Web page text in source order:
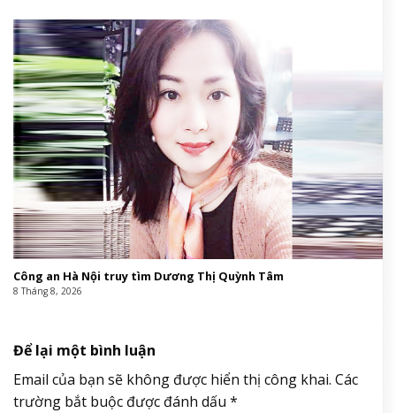
Công an Hà Nội truy tìm Dương Thị Quỳnh Tâm
8 Tháng 8, 2026
Để lại một bình luận
Email của bạn sẽ không được hiển thị công khai. Các
trường bắt buộc được đánh dấu *